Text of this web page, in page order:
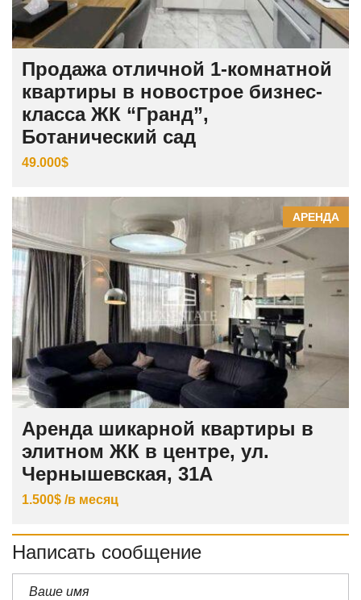
Продажа отличной 1-комнатной
квартиры в новострое бизнес-
класса ЖК “Гранд”,
Ботанический сад
49.000$
АРЕНДА
Аренда шикарной квартиры в
элитном ЖК в центре, ул.
Чернышевская, 31А
1.500$ /в месяц
Написать сообщение